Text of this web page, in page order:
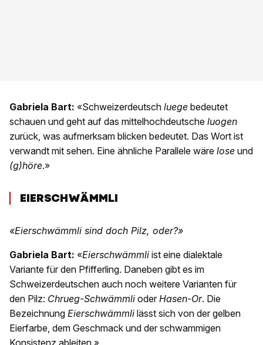
Gabriela Bart: «Schweizerdeutsch luege bedeutet
schauen und geht auf das mittelhochdeutsche luogen
zurück, was aufmerksam blicken bedeutet. Das Wort ist
verwandt mit sehen. Eine ähnliche Parallele wäre lose und
(g)höre.»
EIERSCHWÄMMLI
«Eierschwämmli sind doch Pilz, oder?»
Gabriela Bart: «Eierschwämmli ist eine dialektale
Variante für den Pfifferling. Daneben gibt es im
Schweizerdeutschen auch noch weitere Varianten für
den Pilz: Chrueg-Schwämmli oder Hasen-Or. Die
Bezeichnung Eierschwämmli lässt sich von der gelben
Eierfarbe, dem Geschmack und der schwammigen